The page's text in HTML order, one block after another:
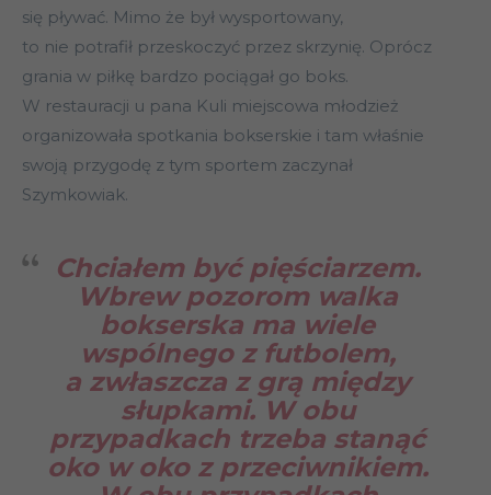
się pływać. Mimo że był wysportowany,
to nie potrafił przeskoczyć przez skrzynię. Oprócz
grania w piłkę bardzo pociągał go boks.
W restauracji u pana Kuli miejscowa młodzież
organizowała spotkania bokserskie i tam właśnie
swoją przygodę z tym sportem zaczynał
Szymkowiak.
Chciałem być pięściarzem.
Wbrew pozorom walka
bokserska ma wiele
wspólnego z futbolem,
a zwłaszcza z grą między
słupkami. W obu
przypadkach trzeba stanąć
oko w oko z przeciwnikiem.